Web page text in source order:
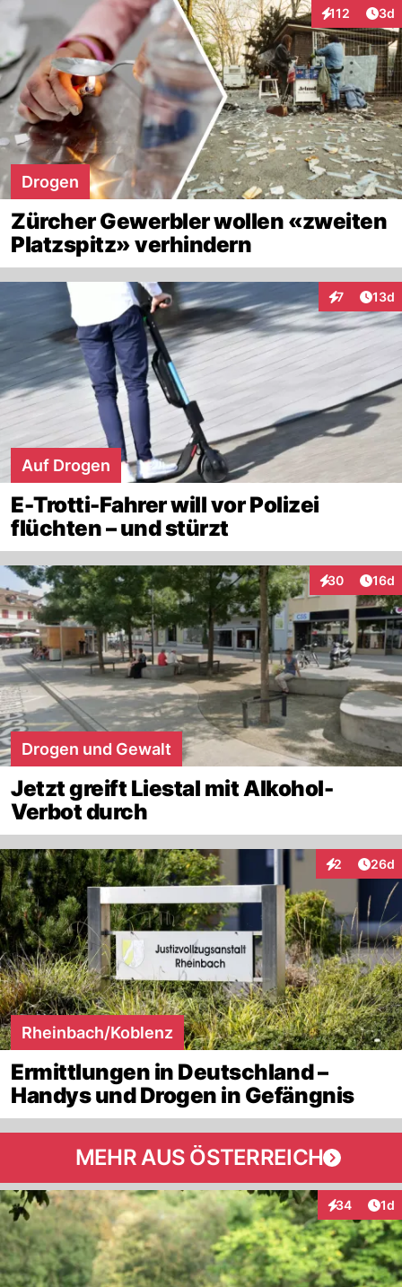
112
Interaktionen
3d
Drogen
Zürcher Gewerbler wollen «zweiten
Platzspitz» verhindern
7 13d
Auf Drogen
E-Trotti-Fahrer will vor Polizei
flüchten – und stürzt
30
Interaktionen
16d
Drogen und Gewalt
Jetzt greift Liestal mit Alkohol-
Verbot durch
2
Interaktionen
26d
Rheinbach/Koblenz
Ermittlungen in Deutschland –
Handys und Drogen in Gefängnis
MEHR AUS ÖSTERREICH
34
Interaktionen
1d